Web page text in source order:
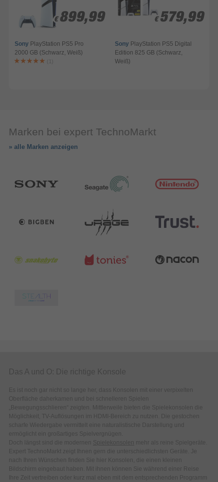
€ 899,99
€ 899,99
Sony PlayStation PS5 Pro
2000 GB (Schwarz, Weiß)
(1)
€ 579,99
€ 579,99
Sony PlayStation PS5 Digital
Edition 825 GB (Schwarz,
Weiß)
Marken bei expert TechnoMarkt
» alle Marken anzeigen
Das A und O: Die richtige Konsole
Es ist noch gar nicht so lange her, dass Konsolen mit einer verpixelten
Oberfläche daherkamen und bei schnelleren Spielen
„Bewegungsschlieren“ zeigten. Mittlerweile bieten die Spielekonsolen die
Möglichkeit, TV-Auflösungen im HDMI-Bereich zu nutzen. Die gestochen
scharfe Wiedergabe vermittelt eine naturalistische Darstellung und
ermöglicht ein großartiges Spielvergnügen.
Doch längst sind die modernen Spielekonsolen
mehr als reine Spielgeräte.
Expert TechnoMarkt zeigt Ihnen gern die unterschiedlichsten Geräte. Je
nach Ihren Wünschen finden Sie hier Konsolen, die einen kleinen
Bildschirm eingebaut haben. Mit ihnen können Sie während einer Reise
Ihre Zeit vertreiben oder kurz mal eben mit dem entsprechenden Programm